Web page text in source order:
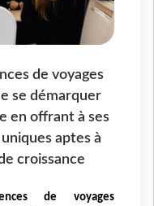
de voyages
se démarquer
en offrant à ses
aptes à
croissance
de voyages